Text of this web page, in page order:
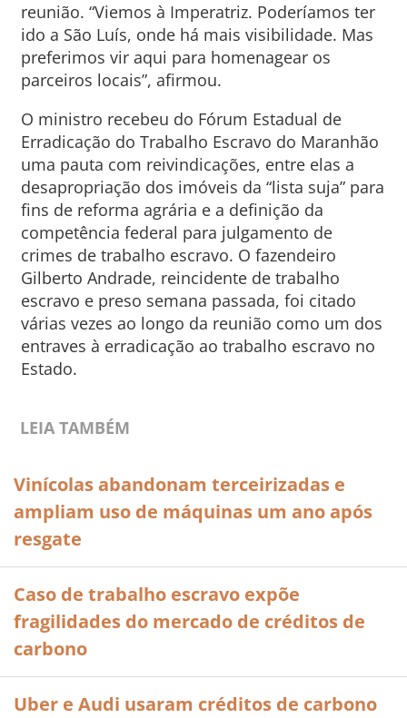
reunião. “Viemos à Imperatriz. Poderíamos ter
ido a São Luís, onde há mais visibilidade. Mas
preferimos vir aqui para homenagear os
parceiros locais”, afirmou.
O ministro recebeu do Fórum Estadual de
Erradicação do Trabalho Escravo do Maranhão
uma pauta com reivindicações, entre elas a
desapropriação dos imóveis da “lista suja” para
fins de reforma agrária e a definição da
competência federal para julgamento de
crimes de trabalho escravo. O fazendeiro
Gilberto Andrade, reincidente de trabalho
escravo e preso semana passada, foi citado
várias vezes ao longo da reunião como um dos
entraves à erradicação ao trabalho escravo no
Estado.
LEIA TAMBÉM
Vinícolas abandonam terceirizadas e
ampliam uso de máquinas um ano após
resgate
Caso de trabalho escravo expõe
fragilidades do mercado de créditos de
carbono
Uber e Audi usaram créditos de carbono